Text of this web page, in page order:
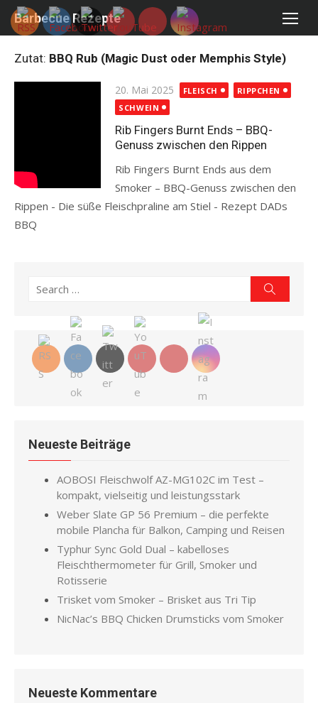
Skip
Barbecue Rezepte
Zutat: BBQ Rub (Magic Dust oder Memphis Style)
Posted
on
20. Mai 2025 FLEISCH
RIPPCHEN
SCHWEIN
Rib Fingers Burnt Ends – BBQ-
Genuss zwischen den Rippen
Rib Fingers Burnt Ends aus dem
Smoker – BBQ-Genuss zwischen den
Rippen - Die süße Fleischpraline am Stiel - Rezept DADs
BBQ
Search
Neueste Beiträge
AOBOSI Fleischwolf AZ-MG102C im Test –
kompakt, vielseitig und leistungsstark
Weber Slate GP 56 Premium – die perfekte
mobile Plancha für Balkon, Camping und Reisen
Typhur Sync Gold Dual – kabelloses
Fleischthermometer für Grill, Smoker und
Rotisserie
Trisket vom Smoker – Brisket aus Tri Tip
NicNac’s BBQ Chicken Drumsticks vom Smoker
Neueste Kommentare